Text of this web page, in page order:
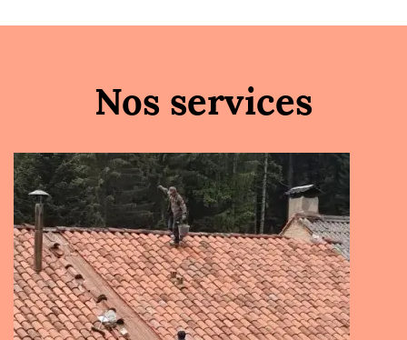
Nos services